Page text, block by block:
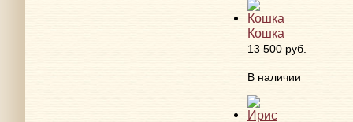
Кошка
13 500 руб.
В наличии